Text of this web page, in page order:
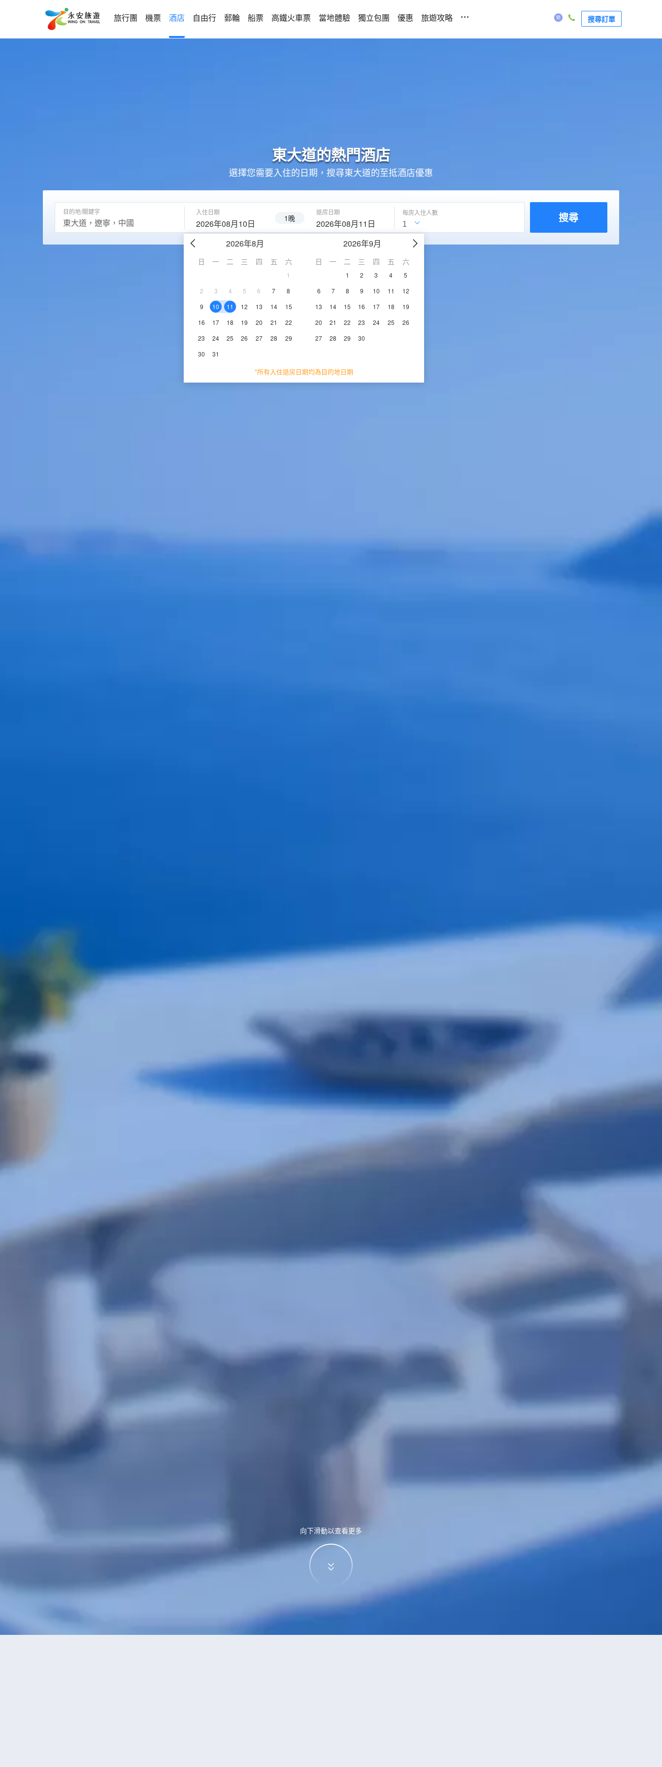
旅行團 機票 酒店 自由行 郵輪 船票 高鐵火車票 當地體驗 獨立包團 優惠 旅遊攻略 ... 搜尋訂單
東大道的熱門酒店
選擇您需要入住的日期，搜尋東大道的至抵酒店優惠
目的地/關鍵字 入住日期
2026年08月10日 1晚
退房日期
2026年08月11日
2026年8月
日 一 二 三 四 五 六
1
2
3 4 5 6 7
8
9
10 11 12 13 14
15
16
17 18 19 20 21
22
23
24 25 26 27 28
29
30
31
2026年9月
日 一 二 三 四 五 六
1 2 3 4
5
6
7 8 9 10 11
12
13
14 15 16 17 18
19
20
21 22 23 24 25
26
27
28 29 30
*所有入住退房日期均為目的地日期
每房入住人數 搜尋
向下滑動以查看更多